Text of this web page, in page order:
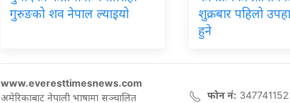
गुरुङको शव नेपाल ल्याइयो
शुक्रबार पहिलो
हुने
www.everesttimesnews.com
अमेरिकाबाट नेपाली भाषामा सञ्चालित
फोन नं: